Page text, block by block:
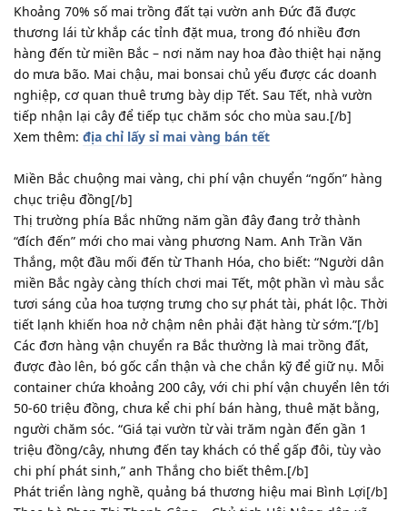
Khoảng 70% số mai trồng đất tại vườn anh Đức đã được
thương lái từ khắp các tỉnh đặt mua, trong đó nhiều đơn
hàng đến từ miền Bắc – nơi năm nay hoa đào thiệt hại nặng
do mưa bão. Mai chậu, mai bonsai chủ yếu được các doanh
nghiệp, cơ quan thuê trưng bày dịp Tết. Sau Tết, nhà vườn
tiếp nhận lại cây để tiếp tục chăm sóc cho mùa sau.[/b]
Xem thêm: địa chỉ lấy sỉ mai vàng bán tết
Miền Bắc chuộng mai vàng, chi phí vận chuyển “ngốn” hàng
chục triệu đồng[/b]
Thị trường phía Bắc những năm gần đây đang trở thành
“đích đến” mới cho mai vàng phương Nam. Anh Trần Văn
Thắng, một đầu mối đến từ Thanh Hóa, cho biết: “Người dân
miền Bắc ngày càng thích chơi mai Tết, một phần vì màu sắc
tươi sáng của hoa tượng trưng cho sự phát tài, phát lộc. Thời
tiết lạnh khiến hoa nở chậm nên phải đặt hàng từ sớm.”[/b]
Các đơn hàng vận chuyển ra Bắc thường là mai trồng đất,
được đào lên, bó gốc cẩn thận và che chắn kỹ để giữ nụ. Mỗi
container chứa khoảng 200 cây, với chi phí vận chuyển lên tới
50-60 triệu đồng, chưa kể chi phí bán hàng, thuê mặt bằng,
người chăm sóc. “Giá tại vườn từ vài trăm ngàn đến gần 1
triệu đồng/cây, nhưng đến tay khách có thể gấp đôi, tùy vào
chi phí phát sinh,” anh Thắng cho biết thêm.[/b]
Phát triển làng nghề, quảng bá thương hiệu mai Bình Lợi[/b]